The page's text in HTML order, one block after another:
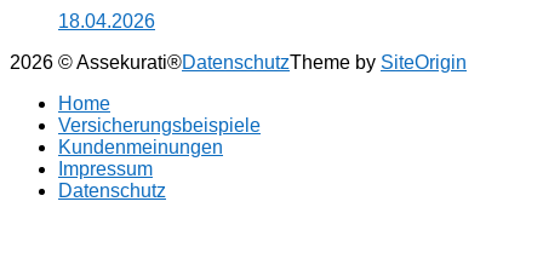
18.04.2026
2026 © Assekurati®DatenschutzTheme by SiteOrigin
Home
Versicherungsbeispiele
Kundenmeinungen
Impressum
Datenschutz